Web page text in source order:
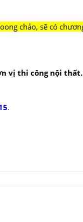
chảo, sẽ có
vị thi công nội
.